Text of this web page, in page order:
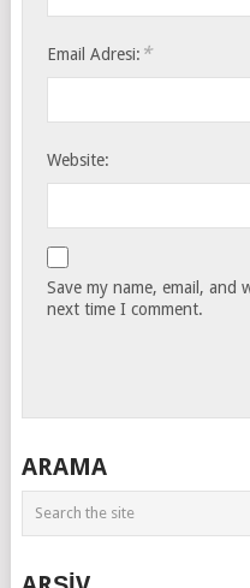
Email Adresi: *
Website:
Save my name, email, and
next time I comment.
ARAMA